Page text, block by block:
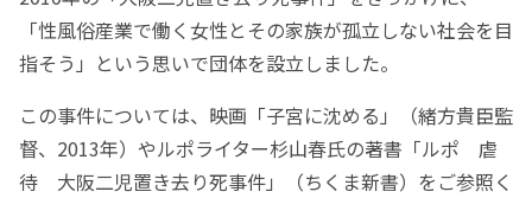
「性風俗産業で働く女性とその家族が孤立しない社会を目
指そう」という思いで団体を設立しました。
この事件については、映画「子宮に沈める」（緒方貴臣監
督、2013年）やルポライター杉山春氏の著書「ルポ 虐
待 大阪二児置き去り死事件」（ちくま新書）をご参照く